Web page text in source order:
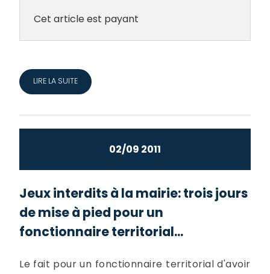
Cet article est payant
LIRE LA SUITE
02/09 2011
Jeux interdits à la mairie: trois jours
de mise à pied pour un
fonctionnaire territorial...
Le fait pour un fonctionnaire territorial d'avoir